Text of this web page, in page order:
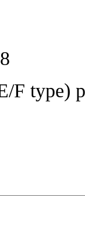
type)